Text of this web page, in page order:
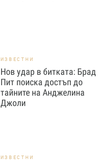
ИЗВЕСТНИ
Нов удар в битката: Брад
Пит поиска достъп до
тайните на Анджелина
Джоли
ИЗВЕСТНИ